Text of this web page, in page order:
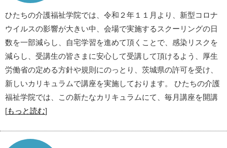
ひたちの介護福祉学院では、令和２年１１月より、新型コロナ
ウイルスの影響が大きい中、会場で実施するスクーリングの日
数を一部減らし、自宅学習を進めて頂くことで、感染リスクを
減らし、受講生の皆さまに安心して受講して頂けるよう、厚生
労働省の定める方針や規則にのっとり、茨城県の許可を受け、
新しいカリキュラムで講座を実施しております。 ひたちの介護
福祉学院では、この新たなカリキュラムにて、毎月講座を開講
[もっと読む]